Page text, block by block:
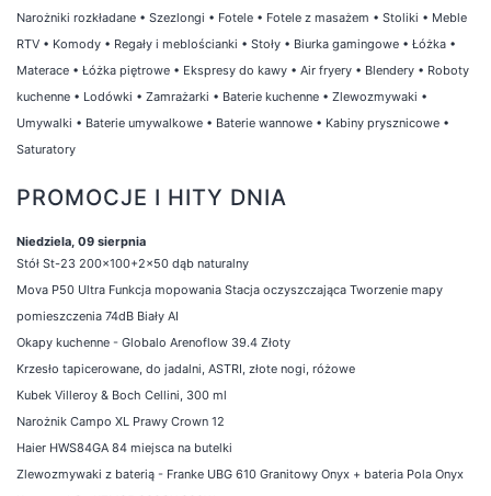
Narożniki rozkładane • Szezlongi • Fotele • Fotele z masażem • Stoliki • Meble
RTV • Komody • Regały i meblościanki • Stoły • Biurka gamingowe • Łóżka •
Materace • Łóżka piętrowe • Ekspresy do kawy • Air fryery • Blendery • Roboty
kuchenne • Lodówki • Zamrażarki • Baterie kuchenne • Zlewozmywaki •
Umywalki • Baterie umywalkowe • Baterie wannowe • Kabiny prysznicowe •
Saturatory
PROMOCJE I HITY DNIA
Niedziela, 09 sierpnia
Stół St-23 200x100+2x50 dąb naturalny
Mova P50 Ultra Funkcja mopowania Stacja oczyszczająca Tworzenie mapy
pomieszczenia 74dB Biały AI
Okapy kuchenne - Globalo Arenoflow 39.4 Złoty
Krzesło tapicerowane, do jadalni, ASTRI, złote nogi, różowe
Kubek Villeroy & Boch Cellini, 300 ml
Narożnik Campo XL Prawy Crown 12
Haier HWS84GA 84 miejsca na butelki
Zlewozmywaki z baterią - Franke UBG 610 Granitowy Onyx + bateria Pola Onyx